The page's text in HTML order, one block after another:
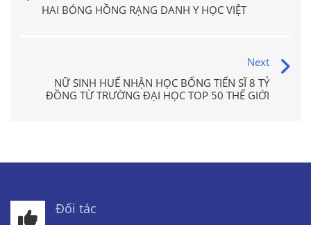
HAI BÓNG HỒNG RẠNG DANH Y HỌC VIỆT
Next
NỮ SINH HUẾ NHẬN HỌC BỔNG TIẾN SĨ 8 TỶ
ĐỒNG TỪ TRƯỜNG ĐẠI HỌC TOP 50 THẾ GIỚI
Đối tác